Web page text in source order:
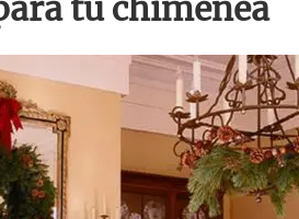
tu chimenea